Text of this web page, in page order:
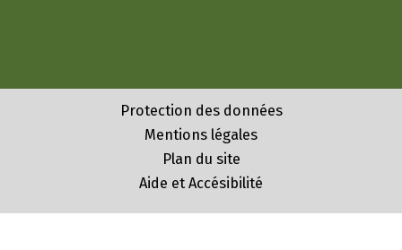
Protection des données
Mentions légales
Plan du site
Aide et Accésibilité